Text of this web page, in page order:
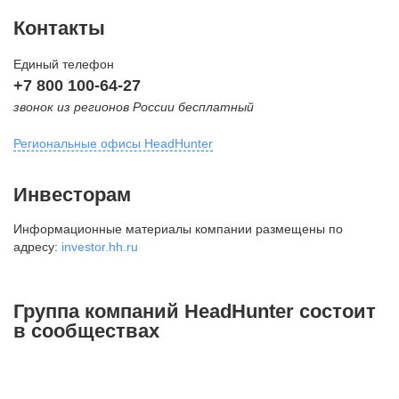
Контакты
Единый телефон
+7 800 100-64-27
звонок из регионов России бесплатный
Региональные офисы HeadHunter
внутригородская территория
Муниципальный округ Тверской,
2-я Брестская ул., д. 48,
+7 495 980-64-27
Инвесторам
Информационные материалы компании размещены по
адресу: investor.hh.ru
Группа компаний HeadHunter состоит
в сообществах